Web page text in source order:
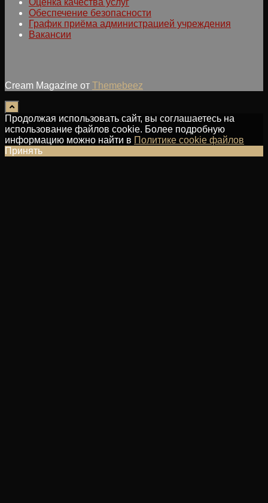
Обеспечение безопасности
График приёма администрацией учреждения
Вакансии
Cream Magazine от Themebeez
Продолжая использовать сайт, вы соглашаетесь на
использование файлов cookie. Более подробную
информацию можно найти в Политике cookie файлов
Принять